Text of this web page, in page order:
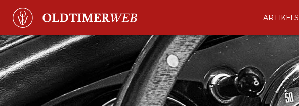
ARTIKELS